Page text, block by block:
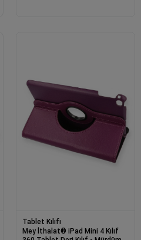
Tablet Kılıfı
Mey İthalat® iPad Mini 4 Kılıf